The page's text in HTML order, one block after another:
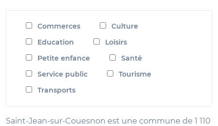
Commerces
Culture
Education
Loisirs
Petite enfance
Santé
Service public
Tourisme
Transports
Saint-Jean-sur-Couesnon est une commune de 1 110